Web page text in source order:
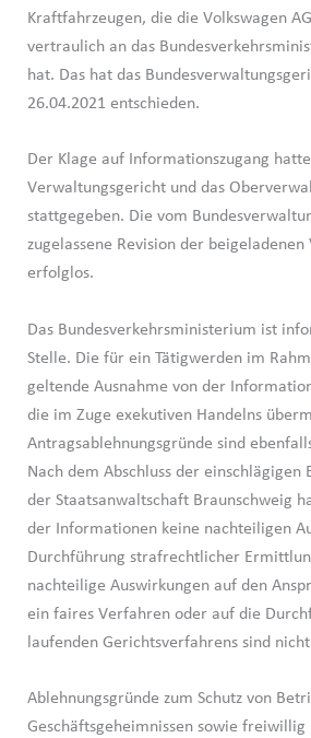
Kraftfahrzeugen, die die Volkswagen
vertraulich an das
hat. Das hat das
26.04.2021 entschieden.
Der Klage auf Informationszugang
Verwaltungsgericht und das
stattgegeben. Die vom
zugelassene Revision der beigeladenen
erfolglos.
Das Bundesverkehrsministerium ist
Stelle. Die für ein Tätigwerden im
geltende Ausnahme von der
die im Zuge exekutiven Handelns
Antragsablehnungsgründe sind
Nach dem Abschluss der
der Staatsanwaltschaft Braunschweig
der Informationen keine nachteiligen
Durchführung strafrechtlicher
nachteilige Auswirkungen auf den
ein faires Verfahren oder auf die
laufenden Gerichtsverfahrens sind
Ablehnungsgründe zum Schutz von
Geschäftsgeheimnissen sowie